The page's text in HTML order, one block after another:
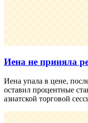
Иена не приняла
Иена упала в цене,
оставил процентные
азиатской торговой